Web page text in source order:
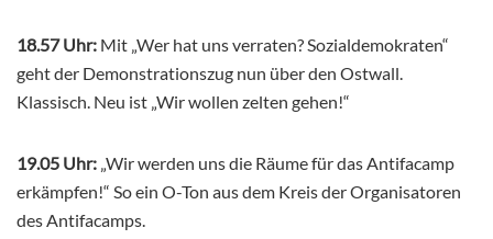
18.57 Uhr: Mit „Wer hat uns verraten? Sozialdemokraten“
geht der Demonstrationszug nun über den Ostwall.
Klassisch. Neu ist „Wir wollen zelten gehen!“
19.05 Uhr: „Wir werden uns die Räume für das Antifacamp
erkämpfen!“ So ein O-Ton aus dem Kreis der Organisatoren
des Antifacamps.